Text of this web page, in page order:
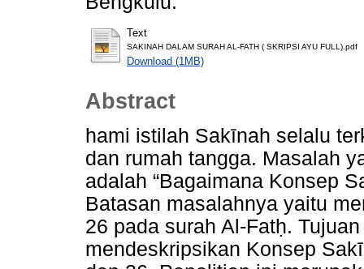
Text
SAKINAH DALAM SURAH AL-FATH ( SKRIPSI AYU FULL).pdf
Download (1MB)
Abstract
hami istilah Sakīnah selalu
dan rumah tangga. Masalah
adalah “Bagaimana Konsep
Batasan masalahnya yaitu
26 pada surah Al-Fatḥ.
mendeskripsikan Konsep